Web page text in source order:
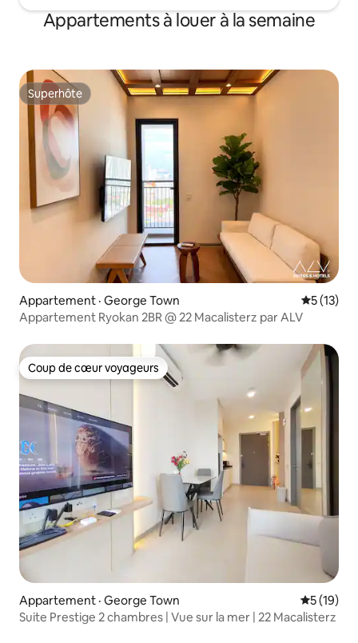
Appartements à louer à la semaine
Superhôte
Superhôte
Appartement · George Town Note
5 (13)
Appartement Ryokan 2BR @ 22 Macalisterz par ALV
Coup de cœur voyageurs
Coup de cœur voyageurs
Appartement · George Town Note
5 (19)
Suite Prestige 2 chambres | Vue sur la mer | 22 Macalisterz